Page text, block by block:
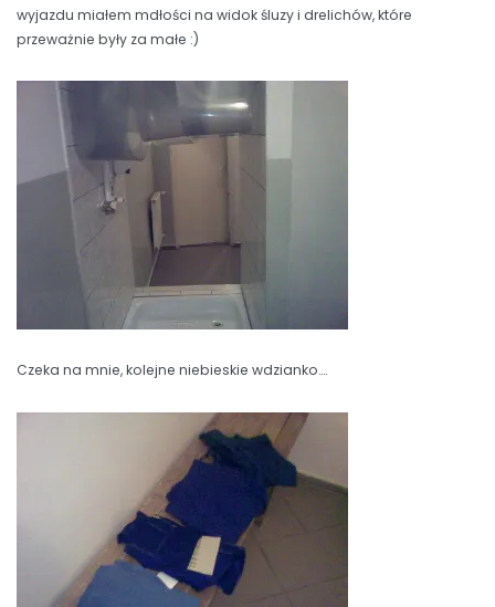
wyjazdu miałem mdłości na widok śluzy i drelichów, które
przeważnie były za małe :)
Czeka na mnie, kolejne niebieskie wdzianko….